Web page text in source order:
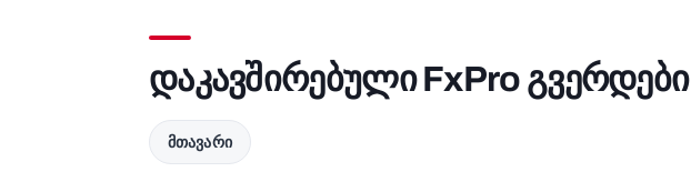
დაკავშირებული FxPro გვერდები
მთავარი